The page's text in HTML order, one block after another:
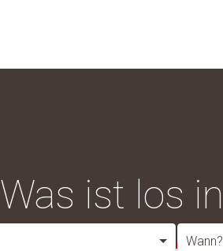
Was ist los in
Wann?